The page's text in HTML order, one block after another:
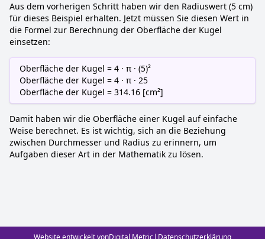
Aus dem vorherigen Schritt haben wir den Radiuswert (5 cm)
für dieses Beispiel erhalten. Jetzt müssen Sie diesen Wert in
die Formel zur Berechnung der Oberfläche der Kugel
einsetzen:
Oberfläche der Kugel = 4 · π · (5)²
Oberfläche der Kugel = 4 · π · 25
Oberfläche der Kugel = 314.16 [cm²]
Damit haben wir die Oberfläche einer Kugel auf einfache
Weise berechnet. Es ist wichtig, sich an die Beziehung
zwischen Durchmesser und Radius zu erinnern, um
Aufgaben dieser Art in der Mathematik zu lösen.
Website entwickelt vonDigital Metric Datenschutzerklärung